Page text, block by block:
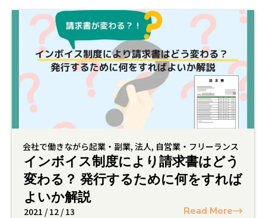
会社で働きながら起業・副業, 法人, 自営業・フリーランス
インボイス制度により請求書はどう
変わる？ 発行するために何をすれば
よいか解説
2021 / 12 / 13 Read More